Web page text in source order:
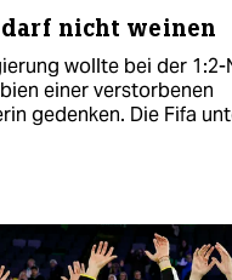
nicht weinen
wollte bei der
einer verstorbenen
gedenken. Die Fifa